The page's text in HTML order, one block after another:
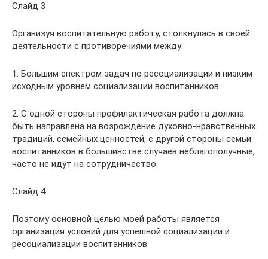
Слайд 3
Организуя воспитательную работу, столкнулась в своей
деятельности с противоречиями между:
1. Большим спектром задач по ресоциализации и низким
исходным уровнем социализации воспитанников
2. С одной стороны профилактическая работа должна
быть направлена на возрождение духовно-нравственных
традиций, семейных ценностей, с другой стороны семьи
воспитанников в большинстве случаев неблагополучные,
часто не идут на сотрудничество.
Слайд 4
Поэтому основной целью моей работы является
организация условий для успешной социализации и
ресоциализации воспитанников.